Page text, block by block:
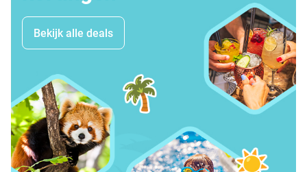
Bekijk alle deals